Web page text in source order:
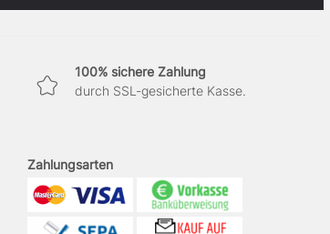
100% sichere Zahlung
durch SSL-gesicherte Kasse.
Zahlungsarten